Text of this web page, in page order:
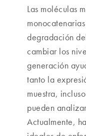
Las moléculas
degradación
cambiar los
generación
tanto la
muestra,
pueden
Actualmente,